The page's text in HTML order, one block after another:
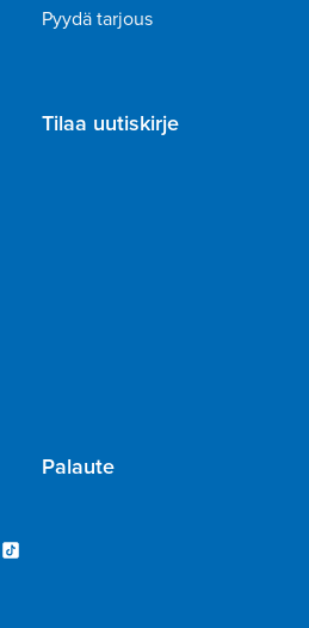
Pyydä tarjous
Tilaa uutiskirje
Palaute